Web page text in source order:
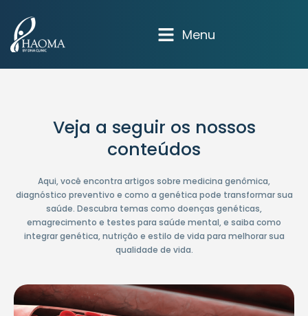
Menu
Veja a seguir os nossos
conteúdos
Aqui, você encontra artigos sobre medicina genômica,
diagnóstico preventivo e como a genética pode transformar sua
saúde. Descubra temas como doenças genéticas,
emagrecimento e testes para saúde mental, e saiba como
integrar genética, nutrição e estilo de vida para melhorar sua
qualidade de vida.